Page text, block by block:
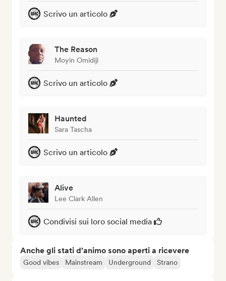
Scrivo un articolo
The Reason
Moyin Omidiji
Scrivo un articolo
Haunted
Sara Tascha
Scrivo un articolo
Alive
Lee Clark Allen
Condivisi sui loro social media
Anche gli stati d'animo sono aperti a ricevere
Good vibes Mainstream Underground Strano